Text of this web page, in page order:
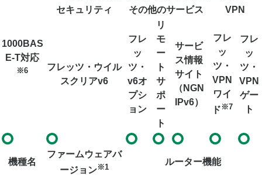
1000BAS
E-T対応
※6
セキュリティ
その他のサービス VPN
フレッツ・ウイル
スクリアv6
フレ
ッ
ツ・
v6オ
プシ
ョン
リ
モ
ー
ト
サ
ポ
ー
ト
サービ
ス情報
サイト
（NGN
IPv6）
フレ
ッ
ツ・
VPN
ワイ
ド ※7
フレ
ッ
ツ・
VPN
ゲー
ト
機種名
ファームウェアバ
ージョン※1
ルーター機能